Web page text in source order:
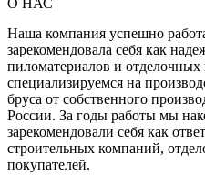
О НАС
Наша компания успешно
зарекомендовала себя как
пиломатериалов и
специализируемся на
бруса от собственного
России. За годы работы мы
зарекомендовали себя как
строительных компаний,
покупателей.